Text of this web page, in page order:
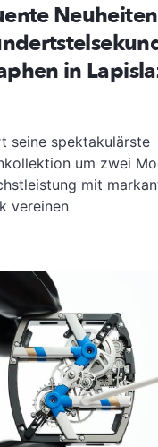
in
seine spektakulärste
um zwei
mit
vereinen